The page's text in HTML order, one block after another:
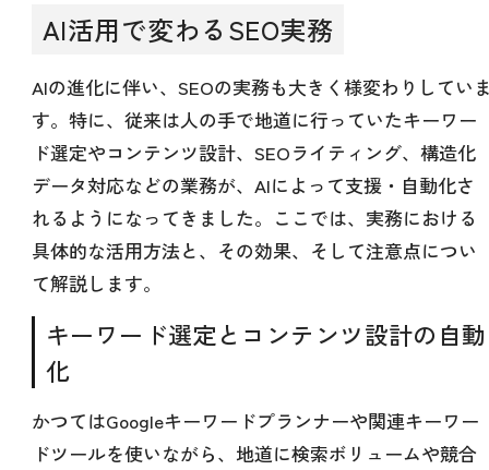
AI活用で変わるSEO実務
AIの進化に伴い、SEOの実務も大きく様変わりしてい
す。特に、従来は人の手で地道に行っていたキーワー
ド選定やコンテンツ設計、SEOライティング、構造化
データ対応などの業務が、AIによって支援・自動化さ
れるようになってきました。ここでは、実務における
具体的な活用方法と、その効果、そして注意点につい
て解説します。
キーワード選定とコンテンツ設計の自動
化
かつてはGoogleキーワードプランナーや関連キーワー
ドツールを使いながら、地道に検索ボリュームや競合